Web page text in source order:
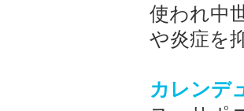
使われ中
や炎症を
カレンデ